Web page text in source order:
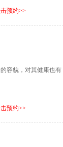
预约>>
容貌，对其健康也有
预约>>